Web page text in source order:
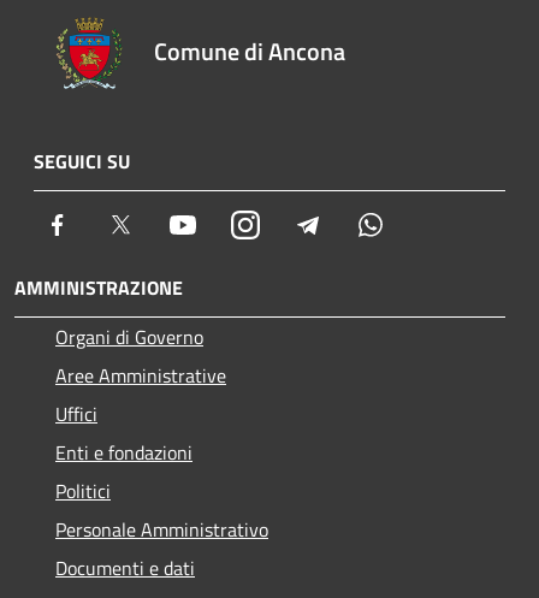
Comune di Ancona
SEGUICI SU
Facebook Twitter YoutubeInstagram Telegram
AMMINISTRAZIONE
Organi di Governo
Aree Amministrative
Uffici
Enti e fondazioni
Politici
Personale Amministrativo
Documenti e dati